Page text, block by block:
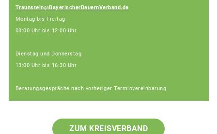
Traunstein@BayerischerBauernVerband.de
Montag bis Freitag
08:00 Uhr bis 12:00 Uhr
Dienstag und Donnerstag
13:00 Uhr bis 16:30 Uhr
Beratungsgespräche nach vorheriger Terminvereinbarung
ZUM KREISVERBAND